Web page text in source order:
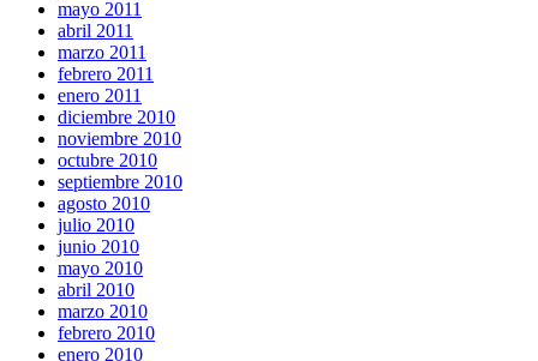
mayo 2011
abril 2011
marzo 2011
febrero 2011
enero 2011
diciembre 2010
noviembre 2010
octubre 2010
septiembre 2010
agosto 2010
julio 2010
junio 2010
mayo 2010
abril 2010
marzo 2010
febrero 2010
enero 2010